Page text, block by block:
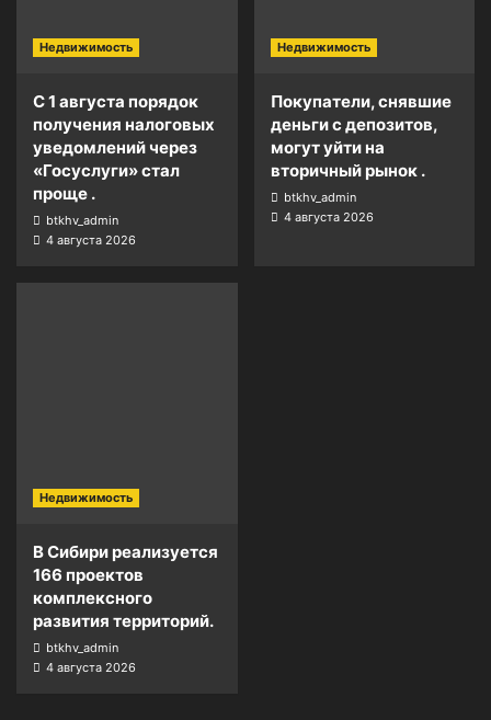
Недвижимость
С 1 августа порядок
получения налоговых
уведомлений через
«Госуслуги» стал
проще .
btkhv_admin
4 августа 2026
Недвижимость
Покупатели, снявшие
деньги с депозитов,
могут уйти на
вторичный рынок .
btkhv_admin
4 августа 2026
Недвижимость
В Сибири реализуется
166 проектов
комплексного
развития территорий.
btkhv_admin
4 августа 2026